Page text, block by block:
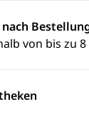
von bis zu